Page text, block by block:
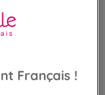
Français !